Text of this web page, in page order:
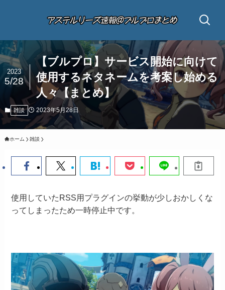
【ブルプロ】サービス開始に向けて
使用するネタネームを考案し始める
人々【まとめ】
2023
5/28
雑談 2023年5月28日
ホーム 雑談
使用していたRSS用プラグインの挙動が少しおかしくな
ってしまったため一時停止中です。